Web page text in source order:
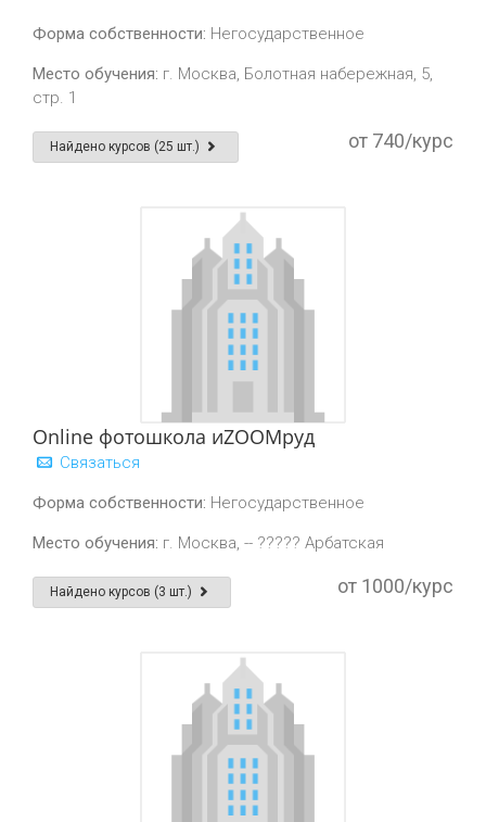
Форма собственности: Негосударственное
Место обучения: г. Москва, Болотная набережная, 5,
стр. 1
Найдено курсов (25 шт.) от 740/курс
Online фотошкола иZOOMруд
Связаться
Форма собственности: Негосударственное
Место обучения: г. Москва, -- ????? Арбатская
Найдено курсов (3 шт.) от 1000/курс